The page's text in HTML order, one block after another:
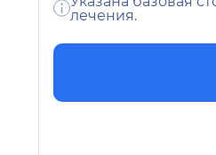
лечения.